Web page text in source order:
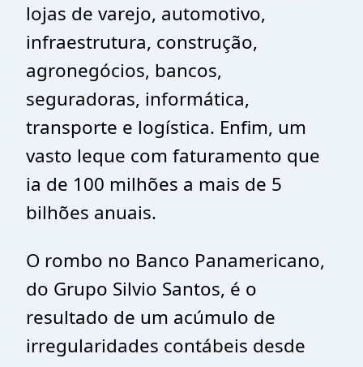
lojas de varejo, automotivo,
infraestrutura, construção,
agronegócios, bancos,
seguradoras, informática,
transporte e logística. Enfim, um
vasto leque com faturamento que
ia de 100 milhões a mais de 5
bilhões anuais.
O rombo no Banco Panamericano,
do Grupo Silvio Santos, é o
resultado de um acúmulo de
irregularidades contábeis desde